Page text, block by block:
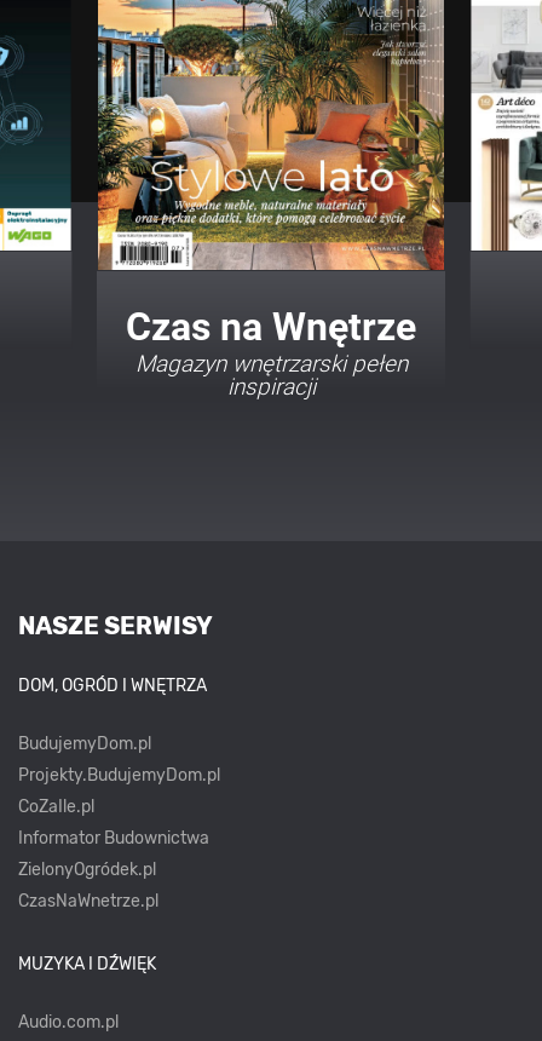
Twój Dom Twój Styl
Porady i inspiracje w
najmodniejszych stylach
NASZE SERWISY
DOM, OGRÓD I WNĘTRZA
BudujemyDom.pl
Projekty.BudujemyDom.pl
CoZaIle.pl
Informator Budownictwa
ZielonyOgródek.pl
CzasNaWnetrze.pl
MUZYKA I DŹWIĘK
Audio.com.pl